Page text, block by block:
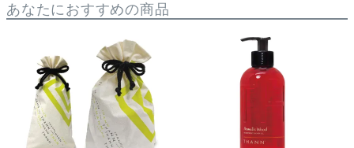
あなたにおすすめの商品